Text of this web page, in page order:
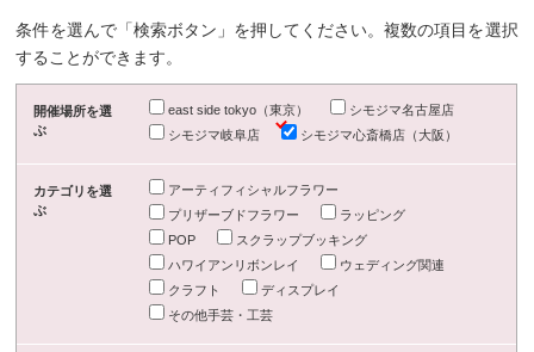
条件を選んで「検索ボタン」を押してください。複数の項目を選択
することができます。
開催場所を選
ぶ
east side tokyo（東京）
シモジマ名古屋店
シモジマ岐阜店
シモジマ心斎橋店（大阪）
カテゴリを選
ぶ
アーティフィシャルフラワー
プリザーブドフラワー
ラッピング
POP
スクラップブッキング
ハワイアンリボンレイ
ウェディング関連
クラフト
ディスプレイ
その他手芸・工芸